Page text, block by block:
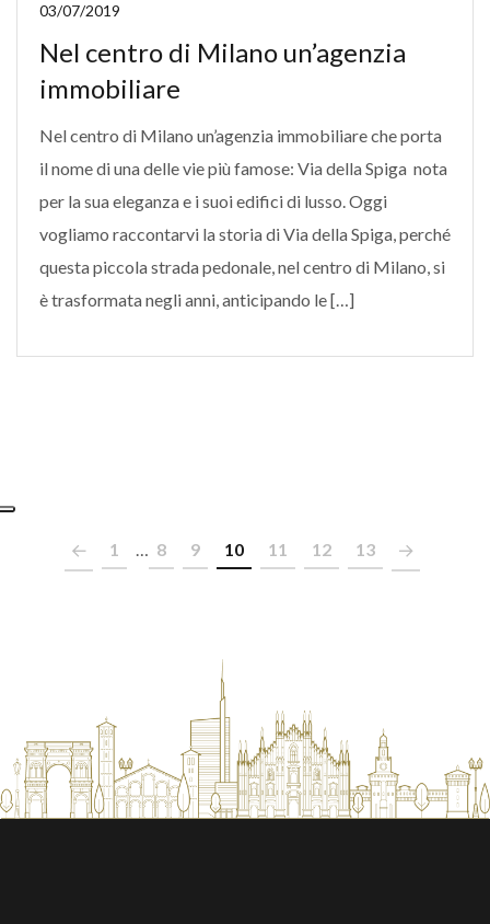
03/07/2019
Nel centro di Milano un’agenzia
immobiliare
Nel centro di Milano un’agenzia immobiliare che porta
il nome di una delle vie più famose: Via della Spiga nota
per la sua eleganza e i suoi edifici di lusso. Oggi
vogliamo raccontarvi la storia di Via della Spiga, perché
questa piccola strada pedonale, nel centro di Milano, si
è trasformata negli anni, anticipando le […]
1 … 8 9 10 11 12 13